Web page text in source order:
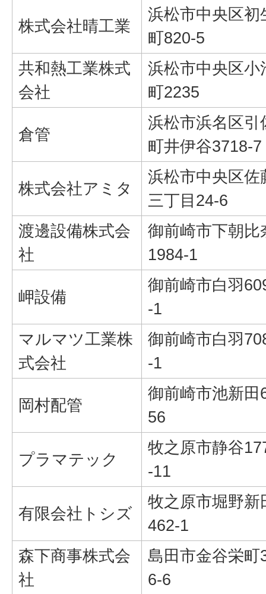
株式会社晴工業
浜松市中央区初
町820-5
共和熱工業株式
会社
浜松市中央区小
町2235
倉管
浜松市浜名区引
町井伊谷3718-7
株式会社アミタ
浜松市中央区佐
三丁目24-6
渡邊設備株式会
社
御前崎市下朝比
1984-1
岬設備
御前崎市白羽
-1
マルマツ工業株
式会社
御前崎市白羽
-1
岡村配管
御前崎市池新田
56
プラマテック
牧之原市静谷
-11
有限会社トシズ
牧之原市堀野新
462-1
森下商事株式会
社
島田市金谷栄町
6-6